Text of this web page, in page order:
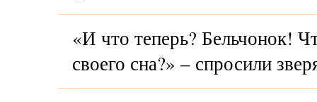
«И что теперь? Бельчонок!
своего сна?» – спросили